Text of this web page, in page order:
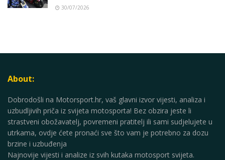
30/07/2026
About:
Dobrodošli na Motorsport.hr, vaš glavni izvor vijesti, analiza i
uzbudljivih priča iz svijeta motosporta! Bez obzira jeste li
strastveni obožavatelj, povremeni pratitelj ili sami sudjelujete u
utrkama, ovdje ćete pronaći sve što vam je potrebno za dozu
brzine i uzbuđenja
Najnovije vijesti i analize iz svih kutaka motosport svijeta.